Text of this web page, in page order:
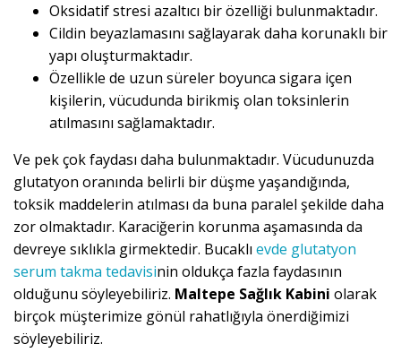
Oksidatif stresi azaltıcı bir özelliği bulunmaktadır.
Cildin beyazlamasını sağlayarak daha korunaklı bir
yapı oluşturmaktadır.
Özellikle de uzun süreler boyunca sigara içen
kişilerin, vücudunda birikmiş olan toksinlerin
atılmasını sağlamaktadır.
Ve pek çok faydası daha bulunmaktadır. Vücudunuzda
glutatyon oranında belirli bir düşme yaşandığında,
toksik maddelerin atılması da buna paralel şekilde daha
zor olmaktadır. Karaciğerin korunma aşamasında da
devreye sıklıkla girmektedir. Bucaklı evde glutatyon
serum takma tedavisinin oldukça fazla faydasının
olduğunu söyleyebiliriz. Maltepe Sağlık Kabini olarak
birçok müşterimize gönül rahatlığıyla önerdiğimizi
söyleyebiliriz.